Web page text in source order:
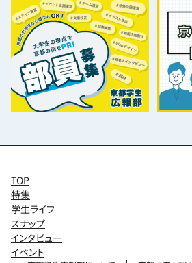
TOP
特集
学生ライフ
スナップ
インタビュー
イベント